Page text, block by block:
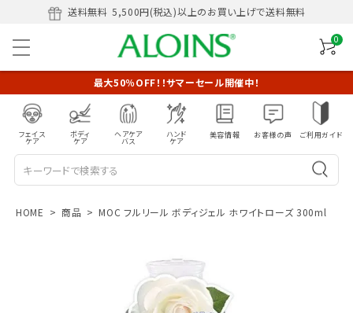
送料無料 5,500円(税込)以上のお買い上げで送料無料
0
最大50％OFF！！サマーセール開催中！
フェイス
ケア
ボディ
ケア
ヘアケア
バス
ハンド
ケア
美容情報 お客様の声 ご利用ガイド
HOME 商品 MOC フルリール ボディジェル ホワイトローズ 300ml